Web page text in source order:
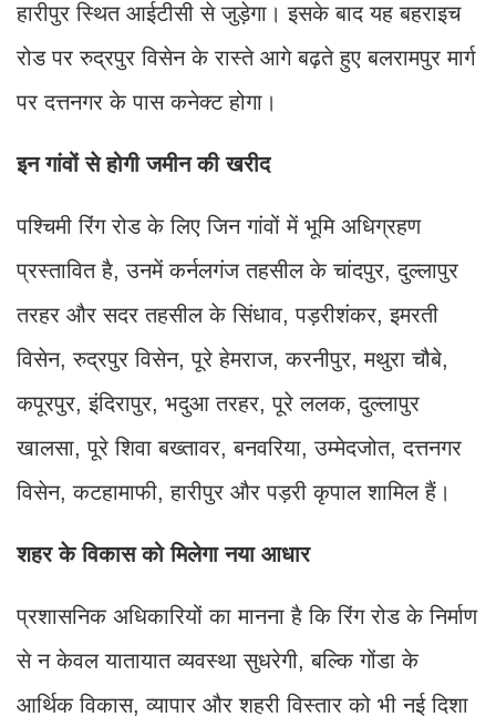
हारीपुर स्थित आईटीसी से जुड़ेगा। इसके बाद यह बहराइच
रोड पर रुद्रपुर विसेन के रास्ते आगे बढ़ते हुए बलरामपुर मार्ग
पर दत्तनगर के पास कनेक्ट होगा।
इन गांवों से होगी जमीन की खरीद
पश्चिमी रिंग रोड के लिए जिन गांवों में भूमि अधिग्रहण
प्रस्तावित है, उनमें कर्नलगंज तहसील के चांदपुर, दुल्लापुर
तरहर और सदर तहसील के सिंधाव, पड़रीशंकर, इमरती
विसेन, रुद्रपुर विसेन, पूरे हेमराज, करनीपुर, मथुरा चौबे,
कपूरपुर, इंदिरापुर, भदुआ तरहर, पूरे ललक, दुल्लापुर
खालसा, पूरे शिवा बख्तावर, बनवरिया, उम्मेदजोत, दत्तनगर
विसेन, कटहामाफी, हारीपुर और पड़री कृपाल शामिल हैं।
शहर के विकास को मिलेगा नया आधार
प्रशासनिक अधिकारियों का मानना है कि रिंग रोड के निर्माण
से न केवल यातायात व्यवस्था सुधरेगी, बल्कि गोंडा के
आर्थिक विकास, व्यापार और शहरी विस्तार को भी नई दिशा